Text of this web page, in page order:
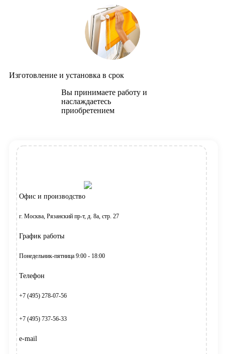
Изготовление и установка в срок
Вы принимаете работу и
наслаждаетесь
приобретением
Офис и производство
г. Москва, Рязанский пр-т, д. 8а, стр. 27
График работы
Понедельник-пятница 9:00 - 18:00
Телефон
+7 (495) 278-07-56
+7 (495) 737-56-33
e-mail